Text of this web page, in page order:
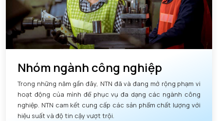
Nhóm ngành công nghiệp
Trong những năm gần đây, NTN đã và đang mở rộng phạm vi
hoạt động của mình để phục vụ đa dạng các ngành công
nghiệp. NTN cam kết cung cấp các sản phẩm chất lượng với
hiệu suất và độ tin cậy vượt trội.